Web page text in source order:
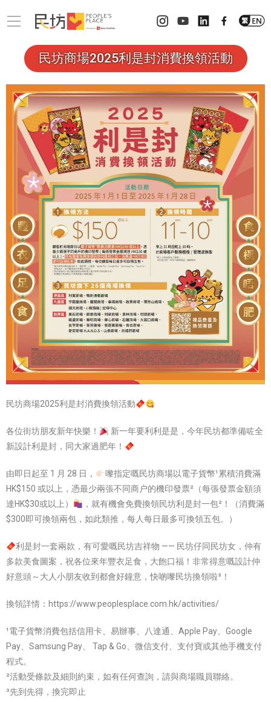
民坊商場2025利是封消費換領活動
民坊商場2025利是封消費換領活動
各位街坊朋友新年快樂！
新一年要利利是是，今年民坊都準備咗全
新設計利是封，同大家過肥年！
由即日起至 1 月 28 日，
嚟指定嘅民坊商場以電子貨幣¹累積消費滿
HK$150 或以上，憑最少兩張不同商户的機印發票²（每張發票金額須
達HK$30或以上）
，就有機會免費換領民坊利是封一包²！（消費滿
$300即可換領兩包，如此類推，每人每日最多可換領五包。）
利是封一套兩款，有可愛嘅民坊吉祥物 —— 民坊仔同民坊女，仲有
多款美食圖案，祝各位來年豐衣足食，大飽口福！非常得意嘅設計仲
好意頭～大人小朋友收到都會好鐘意，快啲嚟民坊換領啦³！
換領詳情：https://www.peoplesplace.com.hk/activities/
¹電子貨幣消費包括信用卡、易辦事、八達通、Apple Pay、Google
Pay、Samsung Pay、 Tap & Go、微信支付、支付寶或其他手機支付
程式。
²活動受條款及細則約束，如有任何查詢，請與商場職員聯絡。
³先到先得，換完即止